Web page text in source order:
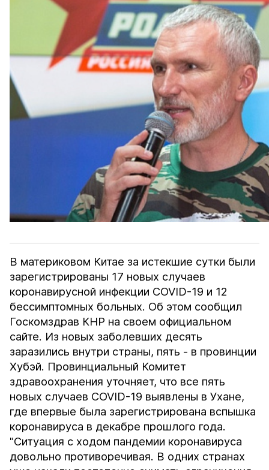
В материковом Китае за истекшие сутки были
зарегистрированы 17 новых случаев
коронавирусной инфекции COVID-19 и 12
бессимптомных больных. Об этом сообщил
Госкомздрав КНР на своем официальном
сайте. Из новых заболевших десять
заразились внутри страны, пять - в провинции
Хубэй. Провинциальный Комитет
здравоохранения уточняет, что все пять
новых случаев COVID-19 выявлены в Ухане,
где впервые была зарегистрирована вспышка
коронавируса в декабре прошлого года.
"Ситуация с ходом пандемии коронавируса
довольно противоречивая. В одних странах